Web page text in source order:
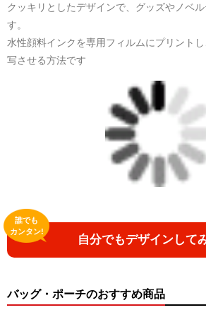
クッキリとしたデザインで、グッズやノベ
す。
水性顔料インクを専用フィルムにプリント
写させる方法です
自分でもデザインして
誰でも
カンタン!
バッグ・ポーチのおすすめ商品